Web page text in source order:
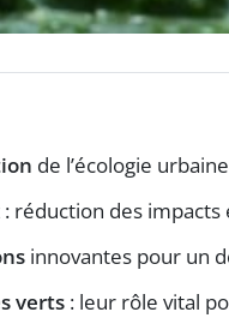
de l’écologie
: réduction des impacts
innovantes pour un
verts : leur rôle vital